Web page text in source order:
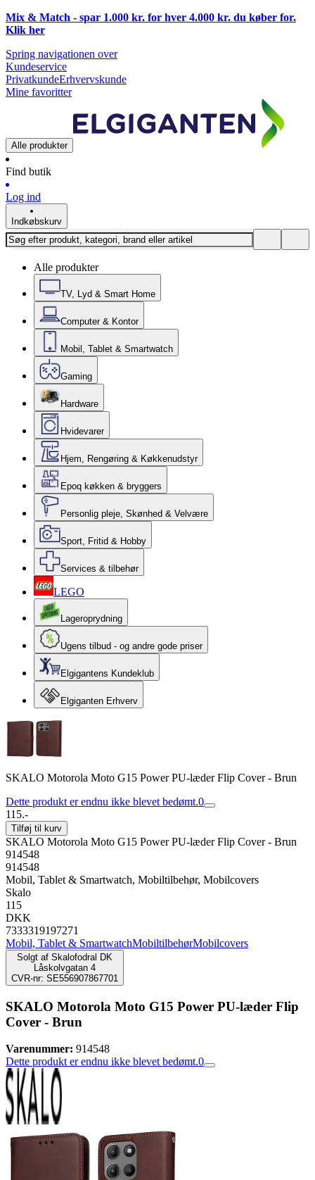
Mix & Match - spar 1.000 kr. for hver 4.000 kr. du køber for.
Klik her
Spring navigationen over
Kundeservice
PrivatkundeErhvervskunde
Mine favoritter
Alle produkter
Find butik
Log ind
Indkøbskurv
Alle produkter
TV, Lyd & Smart Home
Computer & Kontor
Mobil, Tablet & Smartwatch
Gaming
Hardware
Hvidevarer
Hjem, Rengøring & Køkkenudstyr
Epoq køkken & bryggers
Personlig pleje, Skønhed & Velvære
Sport, Fritid & Hobby
Services & tilbehør
LEGO
Lageroprydning
Ugens tilbud - og andre gode priser
Elgigantens Kundeklub
Elgiganten Erhverv
SKALO Motorola Moto G15 Power PU-læder Flip Cover - Brun
Dette produkt er endnu ikke blevet bedømt.0
115.-
Tilføj til kurv
SKALO Motorola Moto G15 Power PU-læder Flip Cover - Brun
914548
914548
Mobil, Tablet & Smartwatch, Mobiltilbehør, Mobilcovers
Skalo
115
DKK
7333319197271
Mobil, Tablet & SmartwatchMobiltilbehørMobilcovers
Solgt af Skalofodral DK
Låskolvgatan 4
CVR-nr: SE556907867701
SKALO Motorola Moto G15 Power PU-læder Flip
Cover - Brun
Varenummer: 914548
Dette produkt er endnu ikke blevet bedømt.0